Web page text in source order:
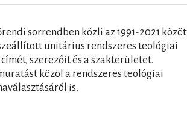
sorrendben közli az 1991-2021
unitárius rendszeres teológiai
szerezőit és a szakterületet.
közöl a rendszeres teológiai
is.